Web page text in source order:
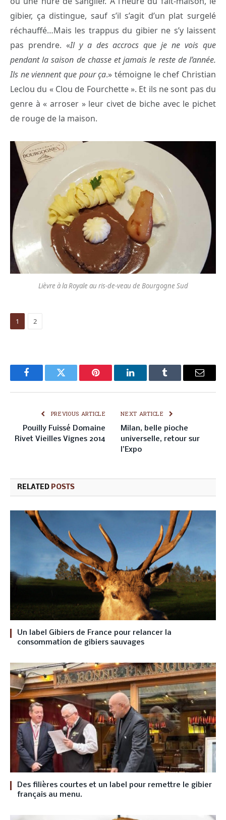
gibier, ça distingue, sauf s’il s’agit d’un plat surgelé
réchauffé…Mais les trappus du gibier ne s’y laissent
pas prendre. «Il y a des accrocs que je ne vois que
pendant la saison de chasse et jamais le reste de l’année.
Ils ne viennent que pour ça.» témoigne le chef Christian
Leclou du « Clou de Fourchette ». Et ils ne sont pas du
genre à « arroser » leur civet de biche avec le pichet
de rouge de la maison.
Lièvre à la Royale au ris-de-veau de Bourgogne Sud
1 2
FacebookTwitter Pinterest LinkedInTumblr Email
PREVIOUS ARTICLE
Pouilly Fuissé Domaine
Rivet Vieilles Vignes 2014
NEXT ARTICLE
Milan, belle pioche
universelle, retour sur
l’Expo
RELATED POSTS
Un label Gibiers de France pour relancer la
consommation de gibiers sauvages
Des filières courtes et un label pour remettre le gibier
français au menu.